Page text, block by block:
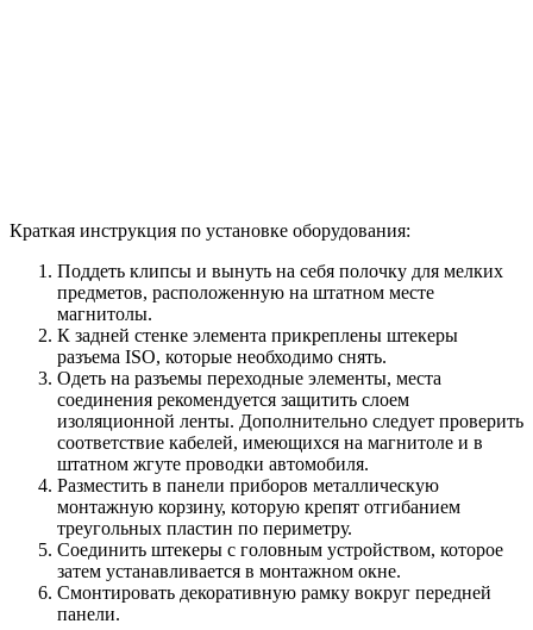
Краткая инструкция по установке оборудования:
Поддеть клипсы и вынуть на себя полочку для мелких
предметов, расположенную на штатном месте
магнитолы.
К задней стенке элемента прикреплены штекеры
разъема ISO, которые необходимо снять.
Одеть на разъемы переходные элементы, места
соединения рекомендуется защитить слоем
изоляционной ленты. Дополнительно следует проверить
соответствие кабелей, имеющихся на магнитоле и в
штатном жгуте проводки автомобиля.
Разместить в панели приборов металлическую
монтажную корзину, которую крепят отгибанием
треугольных пластин по периметру.
Соединить штекеры с головным устройством, которое
затем устанавливается в монтажном окне.
Смонтировать декоративную рамку вокруг передней
панели.